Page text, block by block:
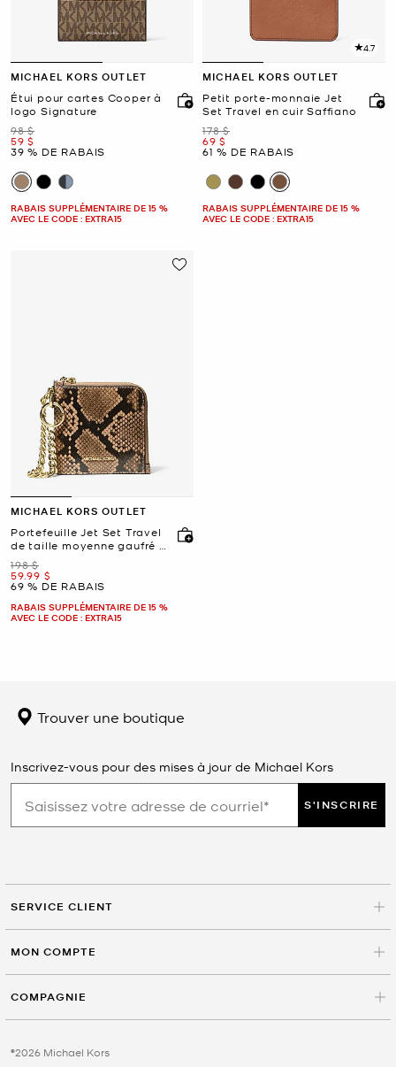
MICHAEL KORS OUTLET
Étui pour cartes Cooper à
logo Signature
était
98 $
maintenant
59 $
39 % DE RABAIS
RABAIS SUPPLÉMENTAIRE DE 15 %
AVEC LE CODE : EXTRA15
4.7
MICHAEL KORS OUTLET
Petit porte-monnaie Jet
Set Travel en cuir Saffiano
était
178 $
maintenant
69 $
61 % DE RABAIS
RABAIS SUPPLÉMENTAIRE DE 15 %
AVEC LE CODE : EXTRA15
MICHAEL KORS OUTLET
Portefeuille Jet Set Travel
de taille moyenne gaufré à
motif de serpent avec
chaîne
était
198 $
maintenant
59.99 $
69 % DE RABAIS
RABAIS SUPPLÉMENTAIRE DE 15 %
AVEC LE CODE : EXTRA15
Trouver une boutique
Inscrivez-vous pour des mises à jour de Michael Kors
S'INSCRIRE
SERVICE CLIENT
MON COMPTE
COMPAGNIE
©2026 Michael Kors